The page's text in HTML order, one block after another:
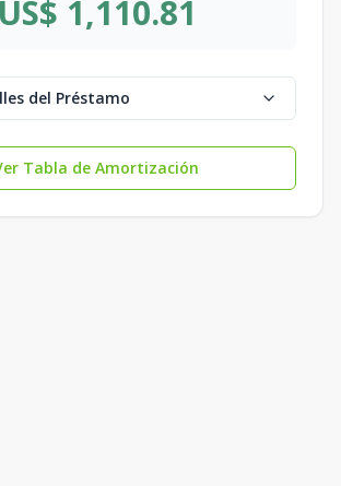
US$ 1,110.81
del Préstamo
Tabla de Amortización